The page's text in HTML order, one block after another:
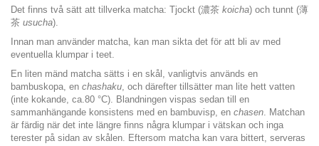
Det finns två sätt att tillverka matcha: Tjockt (濃茶 koicha) och tunnt (薄
茶 usucha).
Innan man använder matcha, kan man sikta det för att bli av med
eventuella klumpar i teet.
En liten mänd matcha sätts i en skål, vanligtvis används en
bambuskopa, en chashaku, och därefter tillsätter man lite hett vatten
(inte kokande, ca.80 °C). Blandningen vispas sedan till en
sammanhängande konsistens med en bambuvisp, en chasen. Matchan
är färdig när det inte längre finns några klumpar i vätskan och inga
terester på sidan av skålen. Eftersom matcha kan vara bittert, serveras